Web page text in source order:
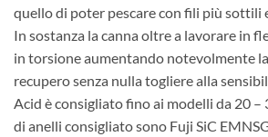
quello di poter pescare con fili più sottili
In sostanza la canna oltre a lavorare in
in torsione aumentando notevolmente
recupero senza nulla togliere alla
Acid è consigliato fino ai modelli da 20
di anelli consigliato sono Fuji SiC